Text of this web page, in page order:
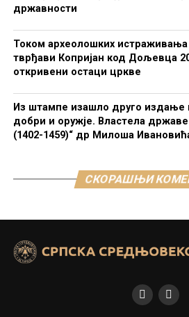
државности
Током археолошких
тврђави Копријан код Дољевца
откривени остаци цркве
Из штампе изашло друго издање
добри и оружје. Властела
(1402-1459)“ др Милоша
СКОРАШЊИ